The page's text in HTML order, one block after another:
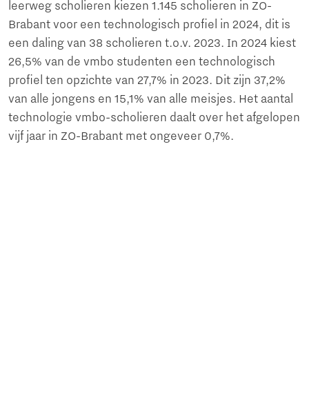
leerweg scholieren kiezen 1.145 scholieren in ZO-
Brabant voor een technologisch profiel in 2024, dit is
een daling van 38 scholieren t.o.v. 2023. In 2024 kiest
26,5% van de vmbo studenten een technologisch
profiel ten opzichte van 27,7% in 2023. Dit zijn 37,2%
van alle jongens en 15,1% van alle meisjes. Het aantal
technologie vmbo-scholieren daalt over het afgelopen
vijf jaar in ZO-Brabant met ongeveer 0,7%.